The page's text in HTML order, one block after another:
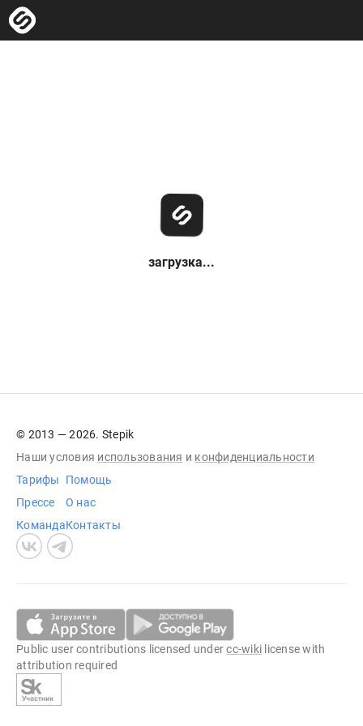
загрузка...
© 2013 — 2026. Stepik
Наши условия использования и конфиденциальности
Тарифы
Прессе
Команда
Помощь
О нас
Контакты
Public user contributions licensed undercc-wiki license with
attribution required